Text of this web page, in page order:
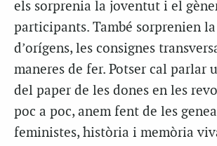
els sorprenia la joventut i el
participants. També sorprenien
d’orígens, les consignes
maneres de fer. Potser cal parlar
del paper de les dones en les
poc a poc, anem fent de les
feministes, història i memòria